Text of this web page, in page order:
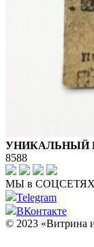
УНИКАЛЬНЫЙ
8588
МЫ в
Telegram
ВКонтакте
© 2023 «Витрина